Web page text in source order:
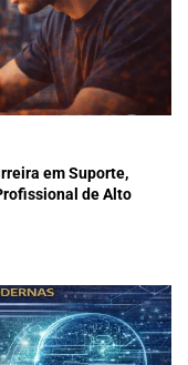
em Suporte,
de Alto